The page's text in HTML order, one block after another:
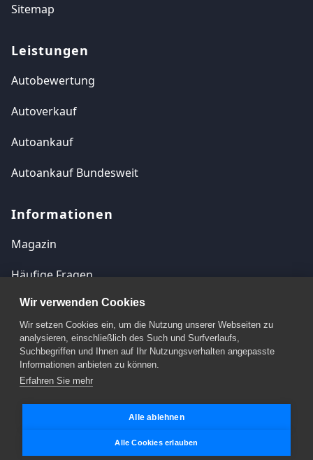
Sitemap
Leistungen
Autobewertung
Autoverkauf
Autoankauf
Autoankauf Bundesweit
Informationen
Magazin
Häufige Fragen
Kontakt
Impressum
Datenschutzerklärung
© 2026 Autoankauf.biz. Alle Rechte vorbehalten.
Wir verwenden Cookies
Wir setzen Cookies ein, um die Nutzung unserer Webseiten zu
analysieren, einschließlich des Such und Surfverlaufs,
Suchbegriffen und Ihnen auf Ihr Nutzungsverhalten angepasste
Informationen anbieten zu können.
Erfahren Sie mehr
Alle ablehnen
Alle Cookies erlauben